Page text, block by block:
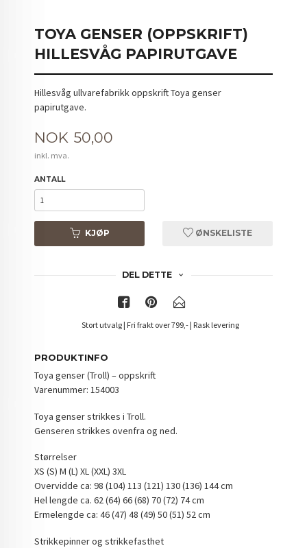
TOYA GENSER (OPPSKRIFT)
HILLESVÅG PAPIRUTGAVE
Hillesvåg ullvarefabrikk oppskrift Toya genser
papirutgave.
Pris
NOK 50,00
inkl. mva.
ANTALL
KJØP ØNSKELISTE
DEL DETTE
Stort utvalg | Fri frakt over 799,- | Rask levering
PRODUKTINFO
Toya genser (Troll) – oppskrift
Varenummer: 154003
Toya genser strikkes i Troll.
Genseren strikkes ovenfra og ned.
Størrelser
XS (S) M (L) XL (XXL) 3XL
Overvidde ca: 98 (104) 113 (121) 130 (136) 144 cm
Hel lengde ca. 62 (64) 66 (68) 70 (72) 74 cm
Ermelengde ca: 46 (47) 48 (49) 50 (51) 52 cm
Strikkepinner og strikkefasthet